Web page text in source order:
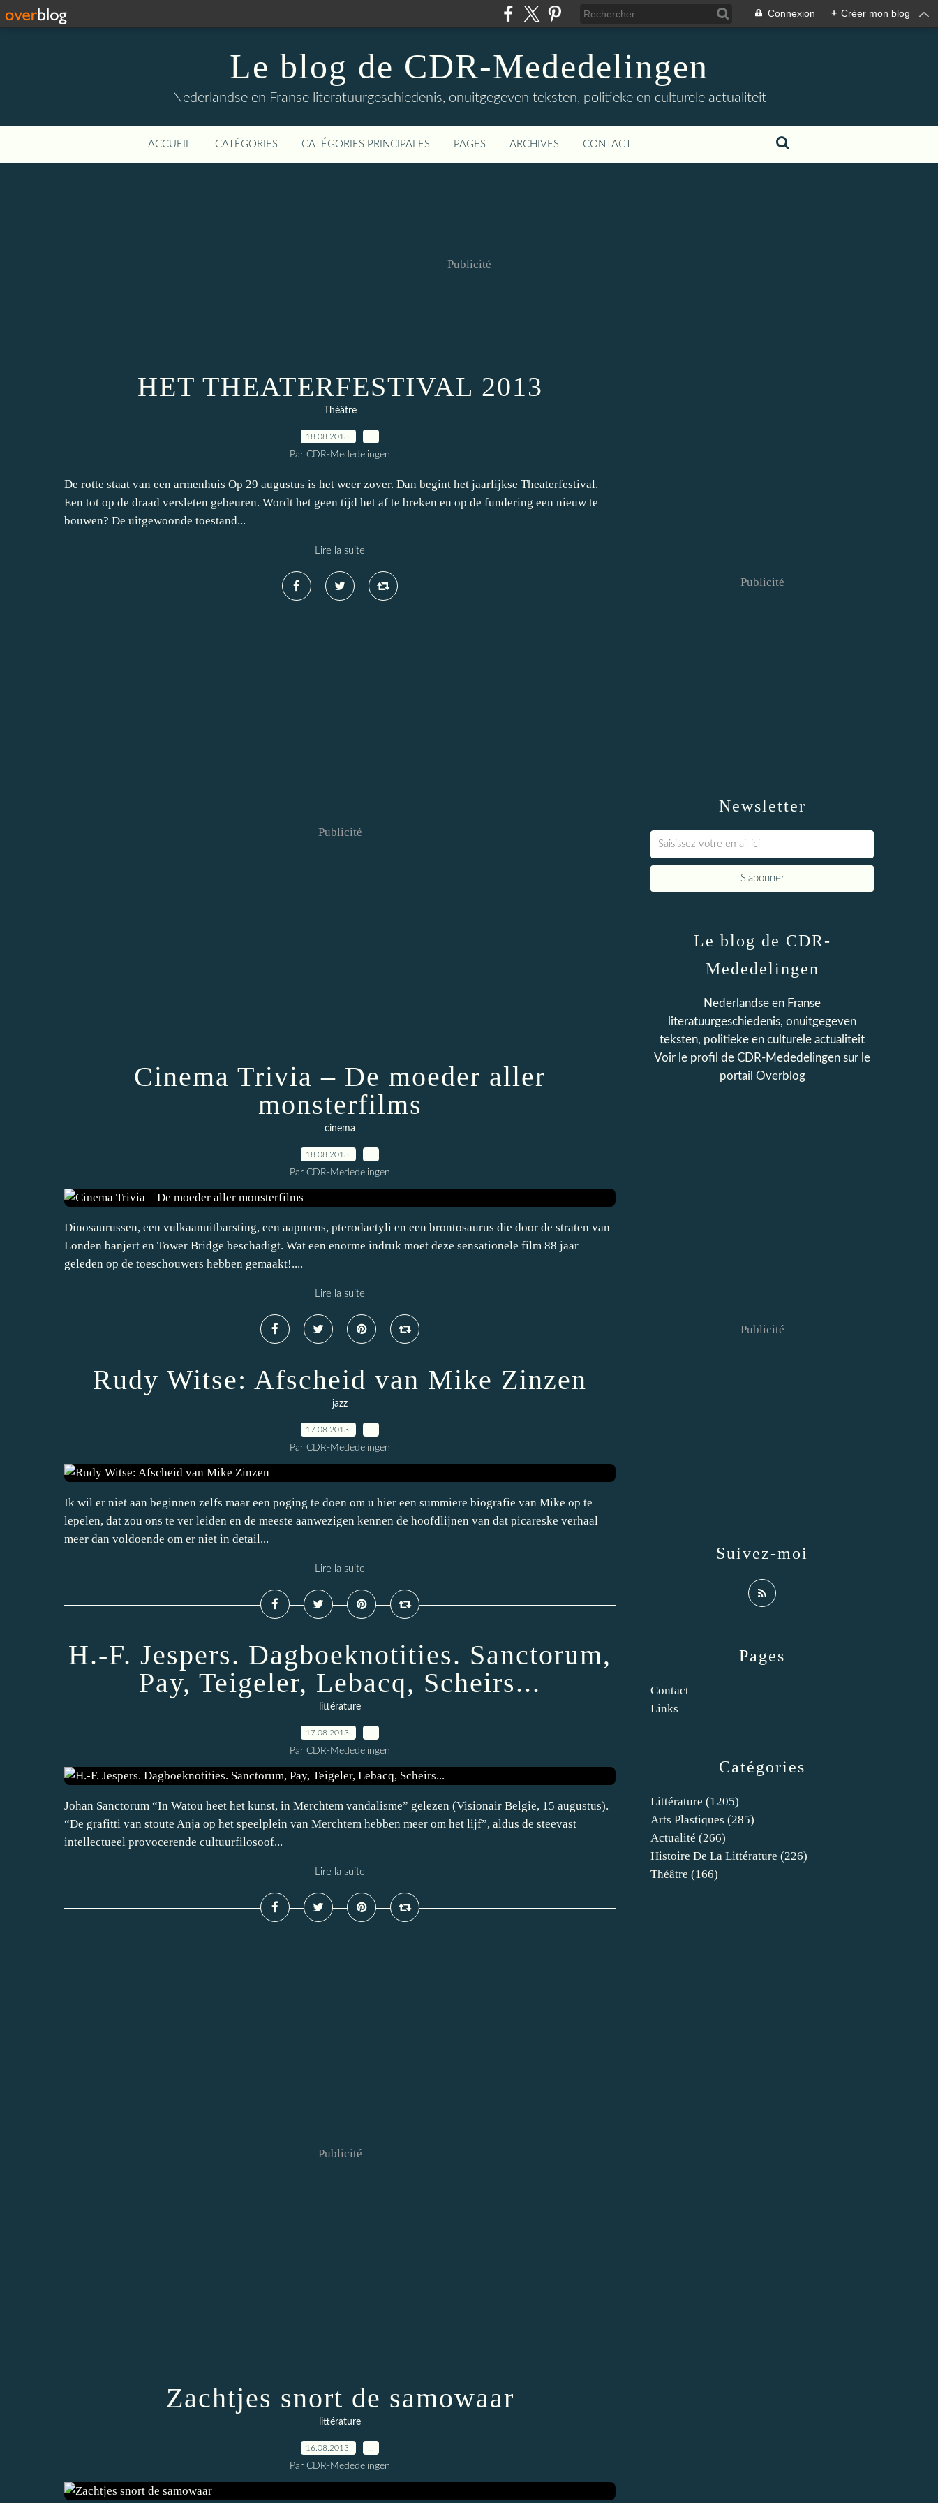
Connexion + Créer mon blog
Le blog de CDR-Mededelingen
Nederlandse en Franse literatuurgeschiedenis, onuitgegeven teksten, politieke en culturele actualiteit
ACCUEIL CATÉGORIES CATÉGORIES PRINCIPALES PAGES ARCHIVES CONTACT
Publicité
HET THEATERFESTIVAL 2013
Théâtre
18.08.2013
Par CDR-Mededelingen
De rotte staat van een armenhuis Op 29 augustus is het weer zover. Dan begint het jaarlijkse Theaterfestival.
Een tot op de draad versleten gebeuren. Wordt het geen tijd het af te breken en op de fundering een nieuw te
bouwen? De uitgewoonde toestand...
Lire la suite
Publicité
Cinema Trivia – De moeder aller
monsterfilms
cinema
18.08.2013
Par CDR-Mededelingen
Dinosaurussen, een vulkaanuitbarsting, een aapmens, pterodactyli en een brontosaurus die door de straten van
Londen banjert en Tower Bridge beschadigt. Wat een enorme indruk moet deze sensationele film 88 jaar
geleden op de toeschouwers hebben gemaakt!....
Lire la suite
Rudy Witse: Afscheid van Mike Zinzen
jazz
17.08.2013
Par CDR-Mededelingen
Ik wil er niet aan beginnen zelfs maar een poging te doen om u hier een summiere biografie van Mike op te
lepelen, dat zou ons te ver leiden en de meeste aanwezigen kennen de hoofdlijnen van dat picareske verhaal
meer dan voldoende om er niet in detail...
Lire la suite
H.-F. Jespers. Dagboeknotities. Sanctorum,
Pay, Teigeler, Lebacq, Scheirs...
littérature
17.08.2013
Par CDR-Mededelingen
Johan Sanctorum “In Watou heet het kunst, in Merchtem vandalisme” gelezen (Visionair België, 15 augustus).
“De grafitti van stoute Anja op het speelplein van Merchtem hebben meer om het lijf”, aldus de steevast
intellectueel provocerende cultuurfilosoof...
Lire la suite
Publicité
Zachtjes snort de samowaar
littérature
16.08.2013
Par CDR-Mededelingen
Newsletter
Publicité
Catégories
Littérature (1205)
Arts Plastiques (285)
Actualité (266)
Histoire De La Littérature (226)
Théâtre (166)
Pages
Contact
Links
Le blog de CDR-
Mededelingen
Nederlandse en Franse
literatuurgeschiedenis, onuitgegeven
teksten, politieke en culturele actualiteit
Voir le profil de CDR-Mededelingen sur le
portail Overblog
Suivez-moi
Publicité